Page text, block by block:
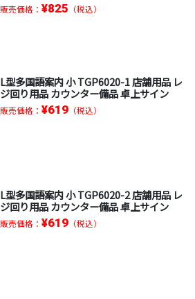
販売価格： ¥825 （税込）
L型多国語案内 小 TGP6020-1 店舗用品 レ
ジ回り用品 カウンター備品 卓上サイン
販売価格： ¥619（税込）
L型多国語案内 小 TGP6020-2 店舗用品 レ
ジ回り用品 カウンター備品 卓上サイン
販売価格： ¥619（税込）